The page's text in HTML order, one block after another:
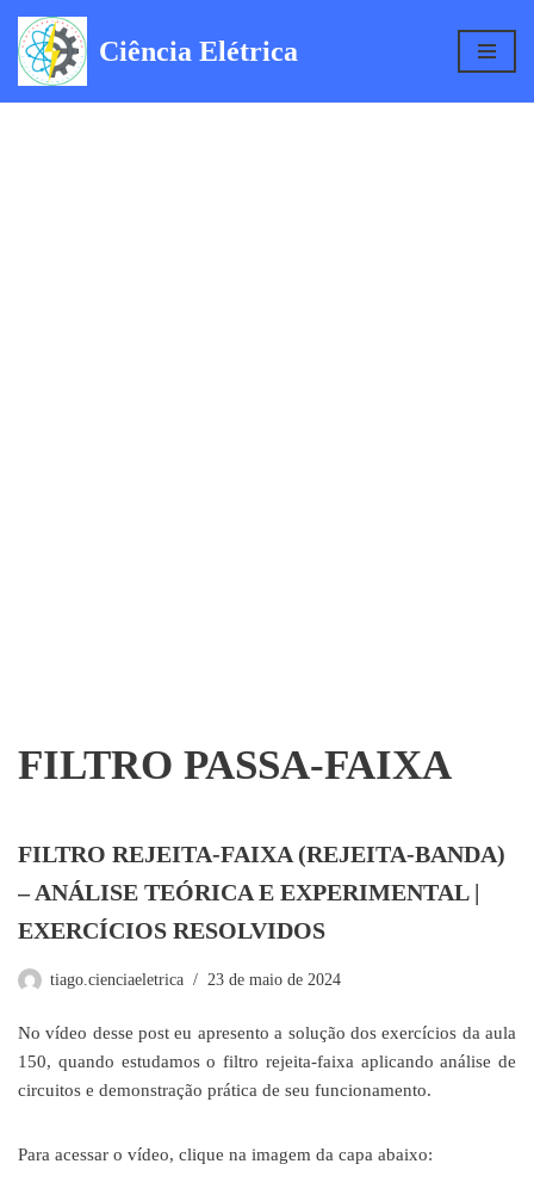
Pular
Ciência Elétrica
FILTRO PASSA-FAIXA
FILTRO REJEITA-FAIXA (REJEITA-BANDA)
– ANÁLISE TEÓRICA E EXPERIMENTAL |
EXERCÍCIOS RESOLVIDOS
tiago.cienciaeletrica 23 de maio de 2024
No vídeo desse post eu apresento a solução dos exercícios da aula
150, quando estudamos o filtro rejeita-faixa aplicando análise de
circuitos e demonstração prática de seu funcionamento.
Para acessar o vídeo, clique na imagem da capa abaixo: